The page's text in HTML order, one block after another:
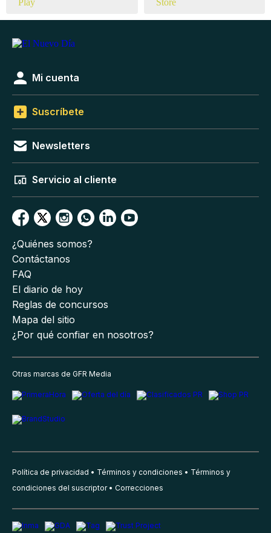
Mi cuenta
Suscríbete
Newsletters
Servicio al cliente
¿Quiénes somos?
Contáctanos
FAQ
El diario de hoy
Reglas de concursos
Mapa del sitio
¿Por qué confiar en nosotros?
Otras marcas de GFR Media
Política de privacidad Términos y condiciones
Términos y
condiciones del suscriptor
Correcciones